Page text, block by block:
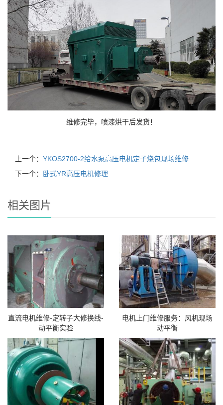
维修完毕，喷漆烘干后发货！
上一个： YKOS2700-2给水泵高压电机定子烧包现场维修
下一个：
卧式YR高压电机修理
相关图片
直流电机维修-定转子大修换线-
动平衡实验
电机上门维修服务：风机现场
动平衡